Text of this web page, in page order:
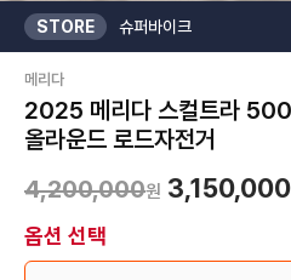
STORE 슈퍼바이크
메리다
2025 메리다 스컬트라
올라운드 로드자전거
4,200,000원 3,150,000
옵션 선택